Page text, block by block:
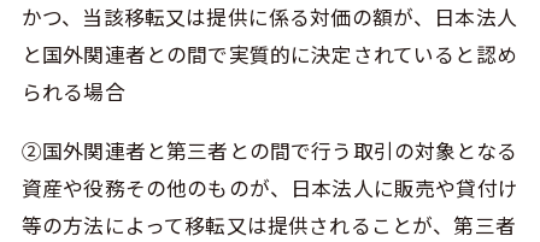
かつ、当該移転又は提供に係る対価の額が、日本法人
と国外関連者との間で実質的に決定されていると認め
られる場合
②国外関連者と第三者との間で行う取引の対象となる
資産や役務その他のものが、日本法人に販売や貸付け
等の方法によって移転又は提供されることが、第三者